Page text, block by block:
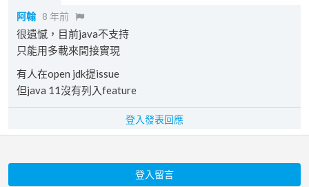
阿翰 8 年前
很遺憾，目前java不支持
只能用多載來間接實現
有人在open jdk提issue
但java 11沒有列入feature
登入發表回應
登入留言